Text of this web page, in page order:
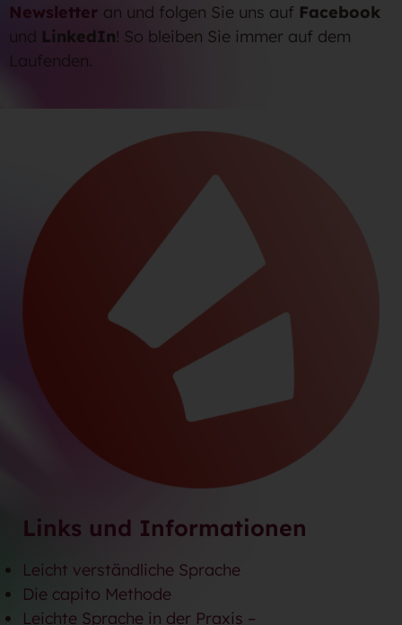
Newsletter an und folgen Sie uns auf Facebook
und LinkedIn! So bleiben Sie immer auf dem
Laufenden.
Links und Informationen
Leicht verständliche Sprache
Die capito Methode
Leichte Sprache in der Praxis –